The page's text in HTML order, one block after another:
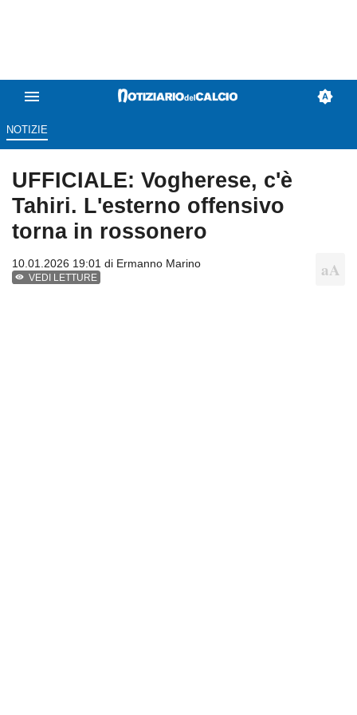
NOTIZIE
UFFICIALE: Vogherese, c'è
Tahiri. L'esterno offensivo
torna in rossonero
10.01.2026 19:01 di Ermanno Marino
VEDI LETTURE